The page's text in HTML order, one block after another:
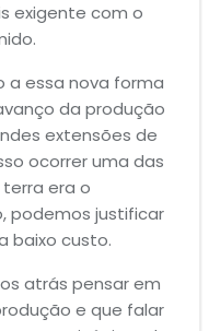
exigente com o
a essa nova forma
da produção
extensões de
ocorrer uma das
era o
podemos justificar
baixo custo.
atrás pensar em
e que falar